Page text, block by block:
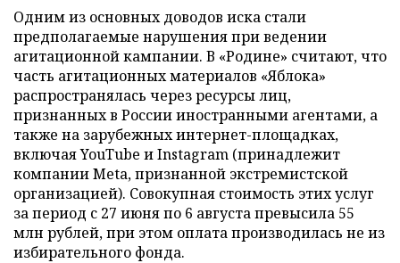
Одним из основных доводов иска стали
предполагаемые нарушения при ведении
агитационной кампании. В «Родине» считают, что
часть агитационных материалов «Яблока»
распространялась через ресурсы лиц,
признанных в России иностранными агентами, а
также на зарубежных интернет-площадках,
включая YouTube и Instagram (принадлежит
компании Meta, признанной экстремистской
организацией). Совокупная стоимость этих услуг
за период с 27 июня по 6 августа превысила 55
млн рублей, при этом оплата производилась не из
избирательного фонда.